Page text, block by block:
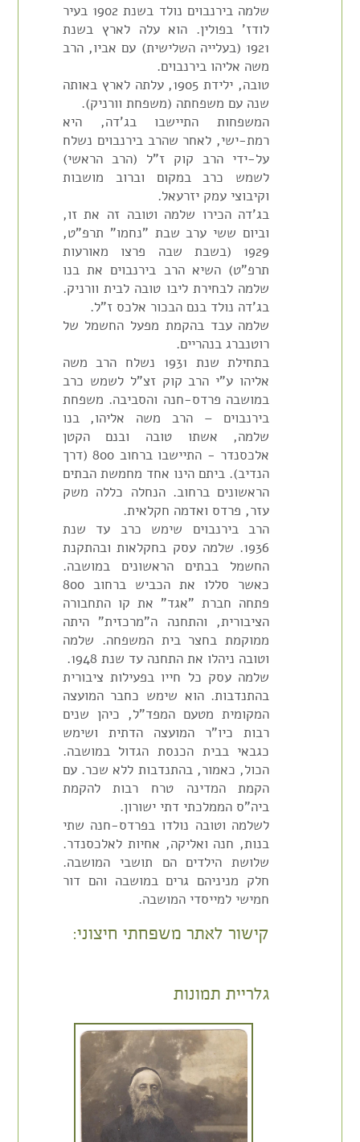
שלמה בירנבוים נולד בשנת 1902 בעיר
לודז' בפולין. הוא עלה לארץ בשנת
1921 (בעלייה השלישית) עם אביו, הרב
משה אליהו בירנבוים.
טובה, ילידת 1905, עלתה לארץ באותה
שנה עם משפחתה (משפחת וורניק).
המשפחות התיישבו בג'דה, היא
רמת-ישי, לאחר שהרב בירנבוים נשלח
על-ידי הרב קוק ז"ל (הרב הראשי)
לשמש כרב במקום וברוב מושבות
וקיבוצי עמק יזרעאל.
בג'דה הכירו שלמה וטובה זה את זו,
וביום ששי ערב שבת "נחמו" תרפ"ט,
1929 (בשבת שבה פרצו מאורעות
תרפ"ט) השיא הרב בירנבוים את בנו
שלמה לבחירת ליבו טובה לבית וורניק.
בג'דה נולד בנם הבכור אלכס ז"ל.
שלמה עבד בהקמת מפעל החשמל של
רוטנברג בנהריים.
בתחילת שנת 1931 נשלח הרב משה
אליהו ע"י הרב קוק זצ"ל לשמש כרב
במושבה פרדס-חנה והסביבה. משפחת
בירנבוים – הרב משה אליהו, בנו
שלמה, אשתו טובה ובנם הקטן
אלכסנדר - התיישבו ברחוב 800 (דרך
הנדיב). ביתם הינו אחד מחמשת הבתים
הראשונים ברחוב. הנחלה כללה משק
עזר, פרדס ואדמה חקלאית.
הרב בירנבוים שימש כרב עד שנת
1936. שלמה עסק בחקלאות ובהתקנת
החשמל בבתים הראשונים במושבה.
כאשר סללו את הכביש ברחוב 800
פתחה חברת "אגד" את קו התחבורה
הציבורית, והתחנה ה"מרכזית" היתה
ממוקמת בחצר בית המשפחה. שלמה
וטובה ניהלו את התחנה עד שנת 1948.
שלמה עסק כל חייו בפעילות ציבורית
בהתנדבות. הוא שימש כחבר המועצה
המקומית מטעם המפד"ל, כיהן שנים
רבות כיו"ר המועצה הדתית ושימש
כגבאי בבית הכנסת הגדול במושבה.
הכול, כאמור, בהתנדבות ללא שכר. עם
הקמת המדינה טרח רבות להקמת
ביה"ס הממלכתי דתי ישורון.
לשלמה וטובה נולדו בפרדס-חנה שתי
בנות, חנה ואליקה, אחיות לאלכסנדר.
שלושת הילדים הם תושבי המושבה.
חלק מניניהם גרים במושבה והם דור
חמישי למייסדי המושבה.
קישור לאתר משפחתי חיצוני:
גלריית תמונות